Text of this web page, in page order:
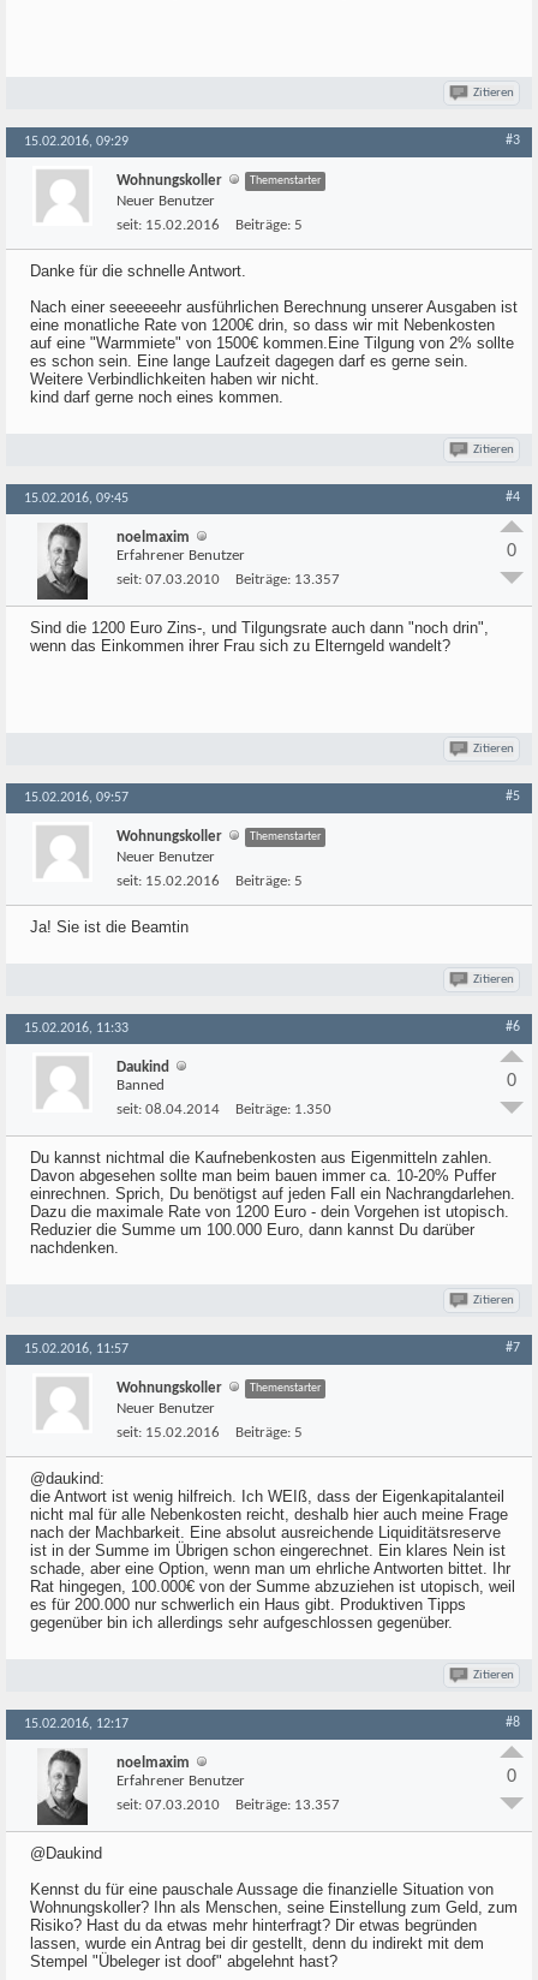
Zitieren
15.02.2016, 09:29 #3
Wohnungskoller Themenstarter
Neuer Benutzer
seit: 15.02.2016 Beiträge: 5
Danke für die schnelle Antwort.
Nach einer seeeeeehr ausführlichen Berechnung unserer Ausgaben ist
eine monatliche Rate von 1200€ drin, so dass wir mit Nebenkosten
auf eine "Warmmiete" von 1500€ kommen.Eine Tilgung von 2% sollte
es schon sein. Eine lange Laufzeit dagegen darf es gerne sein.
Weitere Verbindlichkeiten haben wir nicht.
kind darf gerne noch eines kommen.
Zitieren
15.02.2016, 09:45 #4
noelmaxim
Erfahrener Benutzer
seit: 07.03.2010 Beiträge: 13.357
0
Sind die 1200 Euro Zins-, und Tilgungsrate auch dann "noch drin",
wenn das Einkommen ihrer Frau sich zu Elterngeld wandelt?
Zitieren
15.02.2016, 09:57 #5
Wohnungskoller Themenstarter
Neuer Benutzer
seit: 15.02.2016 Beiträge: 5
Ja! Sie ist die Beamtin
Zitieren
15.02.2016, 11:33 #6
Daukind
Banned
seit: 08.04.2014 Beiträge: 1.350
0
Du kannst nichtmal die Kaufnebenkosten aus Eigenmitteln zahlen.
Davon abgesehen sollte man beim bauen immer ca. 10-20% Puffer
einrechnen. Sprich, Du benötigst auf jeden Fall ein Nachrangdarlehen.
Dazu die maximale Rate von 1200 Euro - dein Vorgehen ist utopisch.
Reduzier die Summe um 100.000 Euro, dann kannst Du darüber
nachdenken.
Zitieren
15.02.2016, 11:57 #7
Wohnungskoller Themenstarter
Neuer Benutzer
seit: 15.02.2016 Beiträge: 5
@daukind:
die Antwort ist wenig hilfreich. Ich WEIß, dass der Eigenkapitalanteil
nicht mal für alle Nebenkosten reicht, deshalb hier auch meine Frage
nach der Machbarkeit. Eine absolut ausreichende Liquiditätsreserve
ist in der Summe im Übrigen schon eingerechnet. Ein klares Nein ist
schade, aber eine Option, wenn man um ehrliche Antworten bittet. Ihr
Rat hingegen, 100.000€ von der Summe abzuziehen ist utopisch, weil
es für 200.000 nur schwerlich ein Haus gibt. Produktiven Tipps
gegenüber bin ich allerdings sehr aufgeschlossen gegenüber.
Zitieren
15.02.2016, 12:17 #8
noelmaxim
Erfahrener Benutzer
seit: 07.03.2010 Beiträge: 13.357
0
@Daukind
Kennst du für eine pauschale Aussage die finanzielle Situation von
Wohnungskoller? Ihn als Menschen, seine Einstellung zum Geld, zum
Risiko? Hast du da etwas mehr hinterfragt? Dir etwas begründen
lassen, wurde ein Antrag bei dir gestellt, denn du indirekt mit dem
Stempel "Übeleger ist doof" abgelehnt hast?